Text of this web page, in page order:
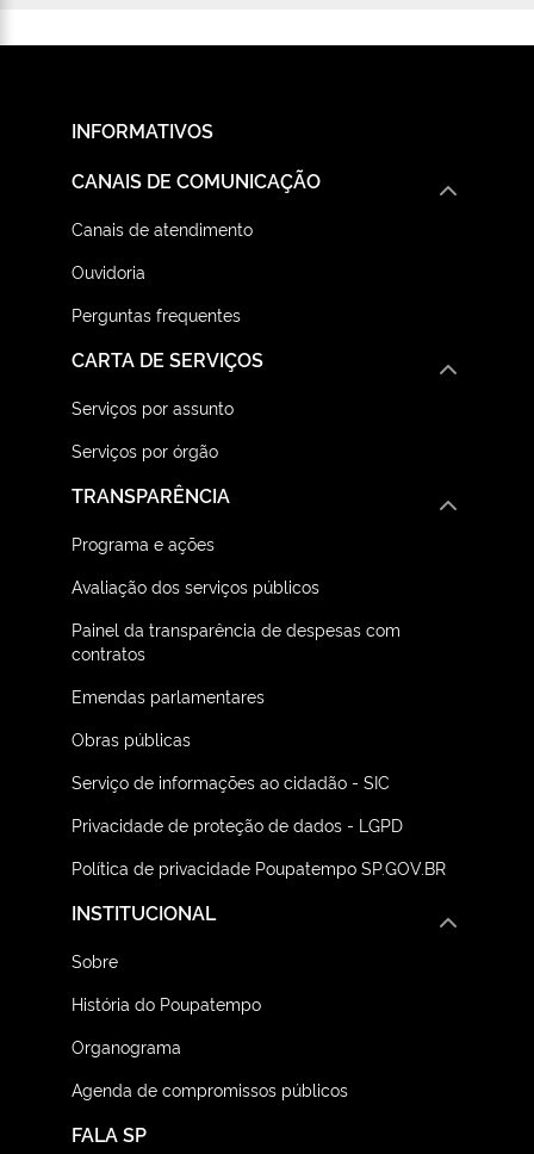
INFORMATIVOS
CANAIS DE COMUNICAÇÃO
Canais de atendimento
Ouvidoria
Perguntas frequentes
CARTA DE SERVIÇOS
Serviços por assunto
Serviços por órgão
TRANSPARÊNCIA
Programa e ações
Avaliação dos serviços públicos
Painel da transparência de despesas com
contratos
Emendas parlamentares
Obras públicas
Serviço de informações ao cidadão - SIC
Privacidade de proteção de dados - LGPD
Política de privacidade Poupatempo SP.GOV.BR
FALA SP
INSTITUCIONAL
Sobre
História do Poupatempo
Organograma
Agenda de compromissos públicos